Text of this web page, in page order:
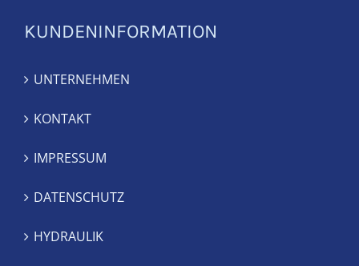
KUNDENINFORMATION
UNTERNEHMEN
KONTAKT
IMPRESSUM
DATENSCHUTZ
HYDRAULIK